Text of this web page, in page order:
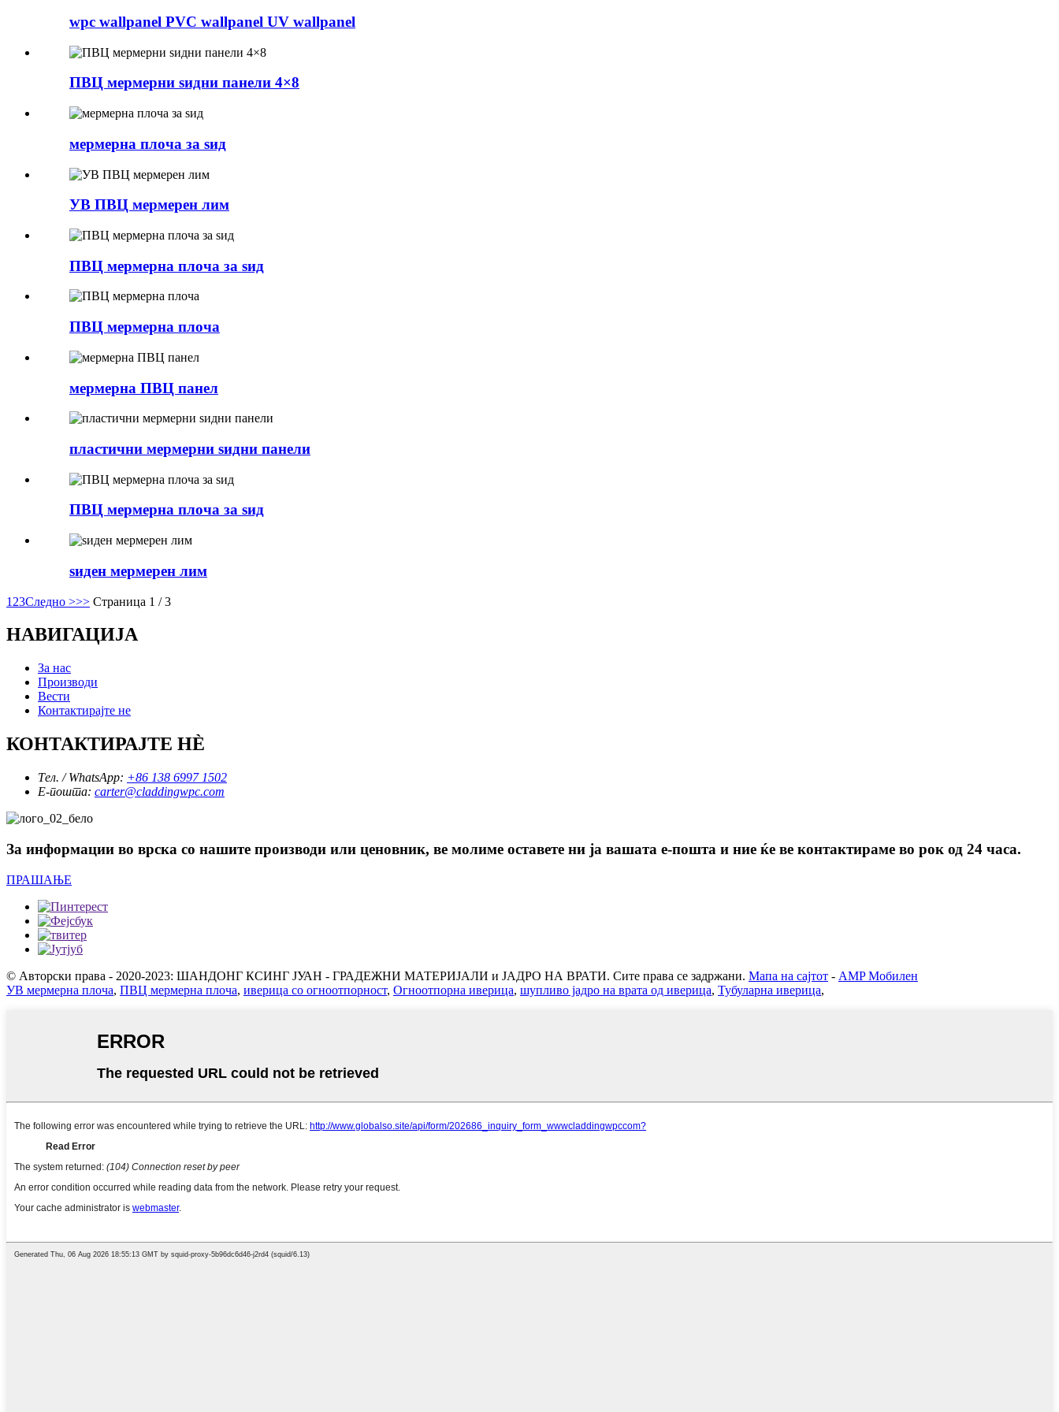
wpc wallpanel PVC wallpanel UV wallpanel
ПВЦ мермерни ѕидни панели 4×8
мермерна плоча за ѕид
УВ ПВЦ мермерен лим
ПВЦ мермерна плоча за ѕид
ПВЦ мермерна плоча
мермерна ПВЦ панел
пластични мермерни ѕидни панели
ПВЦ мермерна плоча за ѕид
ѕиден мермерен лим
1 23Следно >>> Страница 1 / 3
НАВИГАЦИЈА
За нас
Производи
Вести
Контактирајте не
КОНТАКТИРАЈТЕ НÈ
Тел. / WhatsApp: +86 138 6997 1502
Е-пошта: carter@claddingwpc.com
За информации во врска со нашите производи или ценовник, ве молиме оставете ни ја вашата е-пошта и ние ќе ве контактираме во рок од 24 часа.
ПРАШАЊЕ
© Авторски права - 2020-2023: ШАНДОНГ КСИНГ ЈУАН - ГРАДЕЖНИ МАТЕРИЈАЛИ и ЈАДРО НА ВРАТИ. Сите права се задржани. Мапа на сајтот - AMP Мобилен
УВ мермерна плоча, ПВЦ мермерна плоча, иверица со огноотпорност, Огноотпорна иверица, шупливо јадро на врата од иверица, Тубуларна иверица,